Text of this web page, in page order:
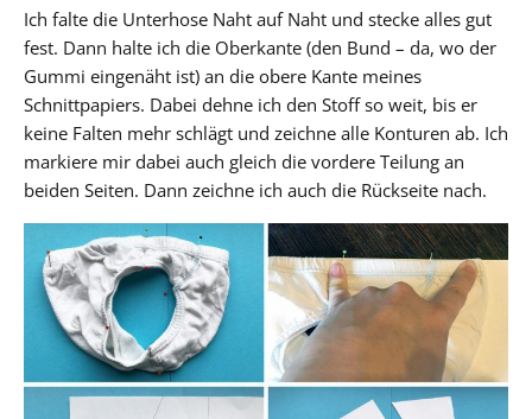
Ich falte die Unterhose Naht auf Naht und stecke alles gut
fest. Dann halte ich die Oberkante (den Bund – da, wo der
Gummi eingenäht ist) an die obere Kante meines
Schnittpapiers. Dabei dehne ich den Stoff so weit, bis er
keine Falten mehr schlägt und zeichne alle Konturen ab. Ich
markiere mir dabei auch gleich die vordere Teilung an
beiden Seiten. Dann zeichne ich auch die Rückseite nach.